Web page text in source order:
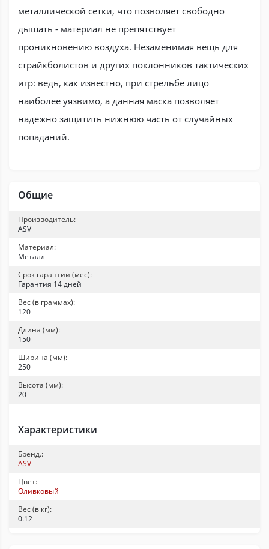
металлической сетки, что позволяет свободно
дышать - материал не препятствует
проникновению воздуха. Незаменимая вещь для
страйкболистов и других поклонников тактических
игр: ведь, как известно, при стрельбе лицо
наиболее уязвимо, а данная маска позволяет
надежно защитить нижнюю часть от случайных
попаданий.
Общие
Производитель:
ASV
Материал:
Металл
Срок гарантии (мес):
Гарантия 14 дней
Вес (в граммах):
120
Длина (мм):
150
Ширина (мм):
250
Высота (мм):
20
Характеристики
Бренд.:
ASV
Цвет:
Оливковый
Вес (в кг):
0.12